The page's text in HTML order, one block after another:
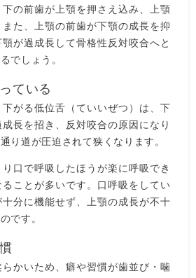
の前歯が上顎を押さえ込み、上顎
た、上顎の前歯が下顎の成長を抑
が過成長して骨格性反対咬合へと
でしょう。
ている
がる低位舌（ていいぜつ）は、下
長を招き、反対咬合の原因になり
り道が圧迫されて狭くなります。
口で呼吸したほうが楽に呼吸でき
ことが多いです。口呼吸をしてい
分に機能せず、上顎の成長が不十
です。
かいため、癖や習慣が歯並び・噛